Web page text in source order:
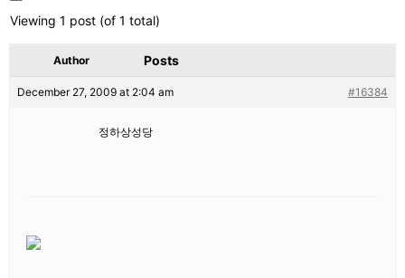
Viewing 1 post (of 1 total)
Author Posts
December 27, 2009 at 2:04 am #16384
정하상성당